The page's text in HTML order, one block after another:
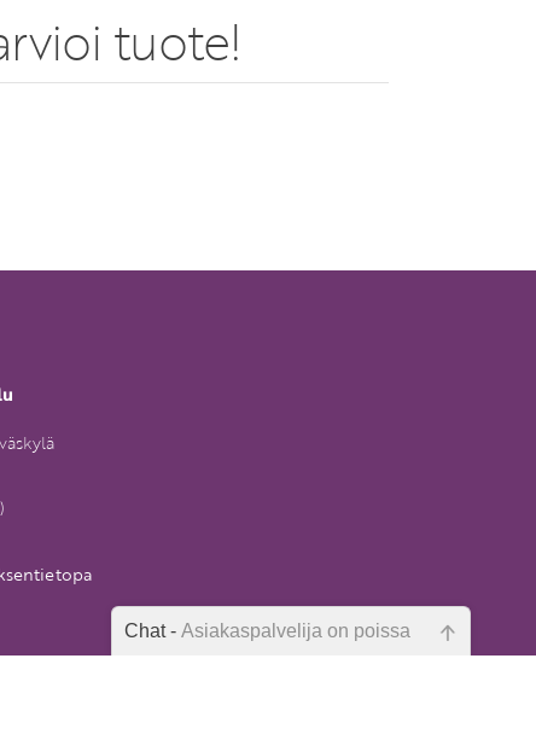
tuote!
Chat -Asiakaspalvelija on poissa